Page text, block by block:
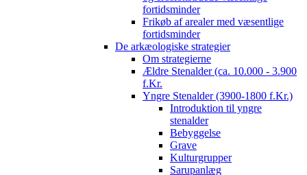
fortidsminder
Frikøb af arealer med væsentlige
fortidsminder
De arkæologiske strategier
Om strategierne
Ældre Stenalder (ca. 10.000 - 3.900
f.Kr.
Yngre Stenalder (3900-1800 f.Kr.)
Introduktion til yngre
stenalder
Bebyggelse
Grave
Kulturgrupper
Sarupanlæg